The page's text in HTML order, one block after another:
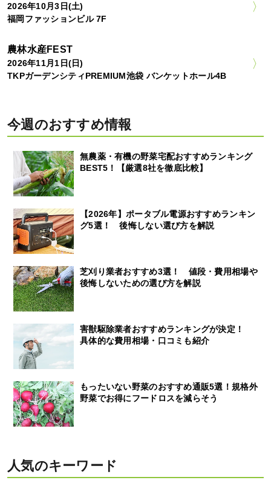
2026年10月3日(土)
福岡ファッションビル 7F
農林水産FEST
2026年11月1日(日)
TKPガーデンシティPREMIUM池袋 バンケットホール4B
今週のおすすめ情報
無農薬・有機の野菜宅配おすすめランキング
BEST5！【厳選8社を徹底比較】
【2026年】ポータブル電源おすすめランキン
グ5選！ 後悔しない選び方を解説
芝刈り業者おすすめ3選！ 値段・費用相場や
後悔しないための選び方を解説
害獣駆除業者おすすめランキングが決定！
具体的な費用相場・口コミも紹介
もったいない野菜のおすすめ通販5選！規格外
野菜でお得にフードロスを減らそう
人気のキーワード